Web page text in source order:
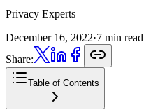
Privacy Experts
December 16, 2022·7 min read
Share:
Table of Contents